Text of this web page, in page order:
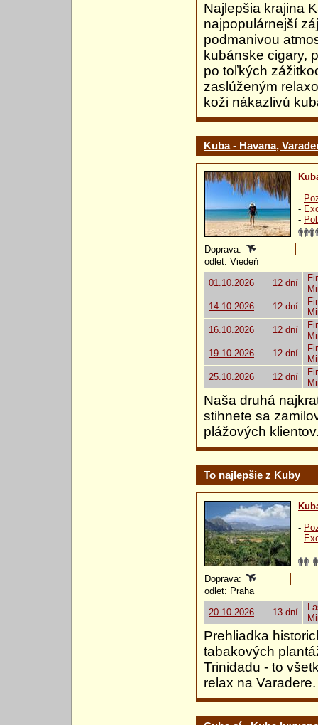
Najlepšia krajina
najpopulárnejší
podmanivou
kubánske cigary,
po toľkých
zaslúženým
koži nákazlivú
Kuba - Havana,
-
-
-
Doprava:
odlet: Viedeň
01.10.2026
12 dní
14.10.2026
12 dní
16.10.2026
12 dní
19.10.2026
12 dní
25.10.2026
12 dní
Naša druhá
stihnete sa
plážových
To najlepšie z Kuby
-
-
Doprava:
odlet: Praha
20.10.2026
13 dní
Prehliadka
tabakových
Trinidadu - to
relax na Varadere.